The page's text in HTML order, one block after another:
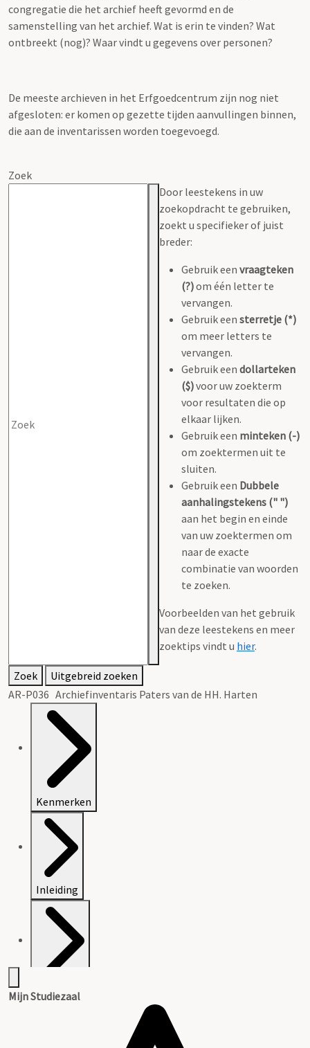
congregatie die het archief heeft gevormd en de
samenstelling van het archief. Wat is erin te vinden? Wat
ontbreekt (nog)? Waar vindt u gegevens over personen?
De meeste archieven in het Erfgoedcentrum zijn nog niet
afgesloten: er komen op gezette tijden aanvullingen binnen,
die aan de inventarissen worden toegevoegd.
Zoek
Door leestekens in uw
zoekopdracht te gebruiken,
zoekt u specifieker of juist
breder:
Gebruik een vraagteken
(?)om één letter te
vervangen.
Gebruik een sterretje (*)
om meer letters te
vervangen.
Gebruik een dollarteken
($)voor uw zoekterm
voor resultaten die op
elkaar lijken.
Gebruik een minteken (-)
om zoektermen uit te
sluiten.
Gebruik een Dubbele
aanhalingstekens (" ")
aan het begin en einde
van uw zoektermen om
naar de exacte
combinatie van woorden
te zoeken.
Voorbeelden van het gebruik
van deze leestekens en meer
zoektips vindt u hier.
Zoek
Uitgebreid zoeken
AR-P036 Archiefinventaris Paters van de HH. Harten
Kenmerken
Inleiding
Mijn Studiezaal